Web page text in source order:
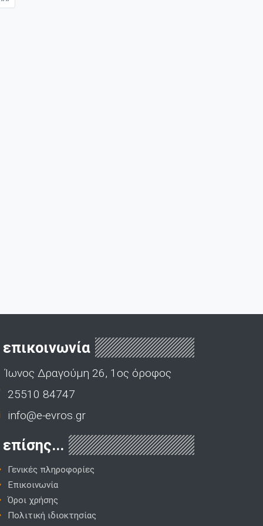
επικοινωνία
Ίωνος Δραγούμη 26, 1ος όροφος
25510 84747
info@e-evros.gr
επίσης...
Γενικές πληροφορίες
Επικοινωνία
Όροι χρήσης
Πολιτική ιδιοκτησίας